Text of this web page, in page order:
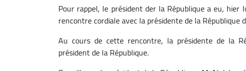
to
or
Pour rappel, le président der la République a eu,
rencontre cordiale avec la présidente de la République
Au cours de cette rencontre, la présidente de la
président de la République.